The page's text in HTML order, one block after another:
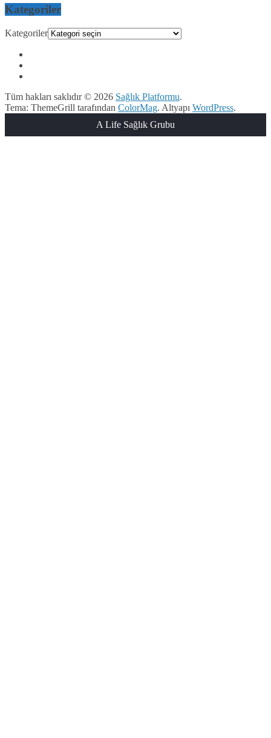
Kategoriler
Kategoriler
Tüm hakları saklıdır © 2026 Sağlık Platformu.
Tema: ThemeGrill tarafından ColorMag. Altyapı WordPress.
A Life Sağlık Grubu